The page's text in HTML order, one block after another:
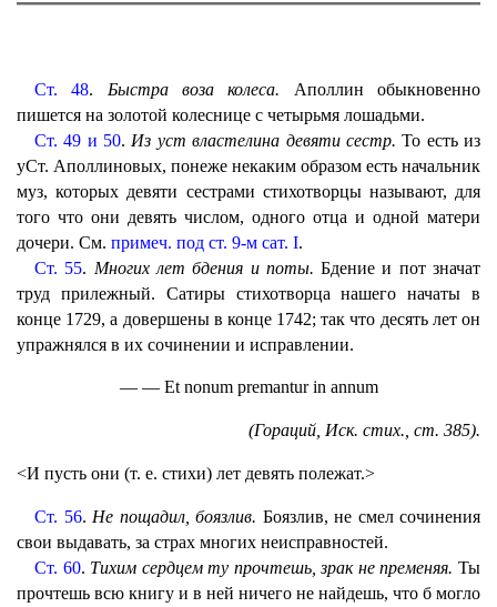
Ст. 48. Быстра воза колеса. Аполлин обыкновенно
пишется на золотой колеснице с четырьмя лошадьми.
Ст. 49 и 50. Из уст властелина девяти сестр. То есть из
уСт. Аполлиновых, понеже некаким образом есть начальник
муз, которых девяти сестрами стихотворцы называют, для
того что они девять числом, одного отца и одной матери
дочери. См. примеч. под ст. 9-м сат. I.
Ст. 55. Многих лет бдения и поты. Бдение и пот значат
труд прилежный. Сатиры стихотворца нашего начаты в
конце 1729, а довершены в конце 1742; так что десять лет он
упражнялся в их сочинении и исправлении.
— — Et nonum premantur in annum
(Гораций, Иск. стих., ст. 385).
<И пусть они (т. е. стихи) лет девять полежат.>
Ст. 56. Не пощадил, боязлив. Боязлив, не смел сочинения
свои выдавать, за страх многих неисправностей.
Ст. 60. Тихим сердцем ту прочтешь, зрак не пременяя. Ты
прочтешь всю книгу и в ней ничего не найдешь, что б могло